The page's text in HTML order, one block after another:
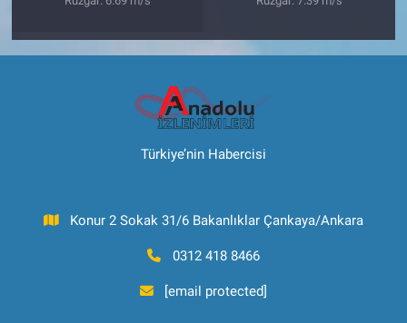
Türkiye’nin Habercisi
Konur 2 Sokak 31/6 Bakanlıklar Çankaya/Ankara
0312 418 8466
[email protected]